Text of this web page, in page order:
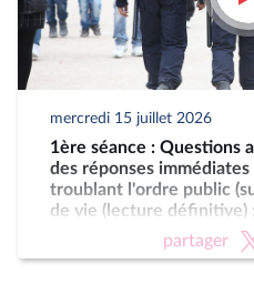
mercredi 15 juillet 2026
1ère séance : Questions
des réponses
troublant l'ordre public
de vie (lecture définitive)
partager